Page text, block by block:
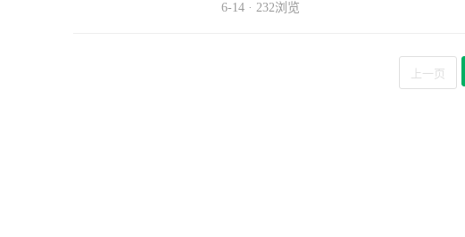
6-14 · 232浏览
上一页